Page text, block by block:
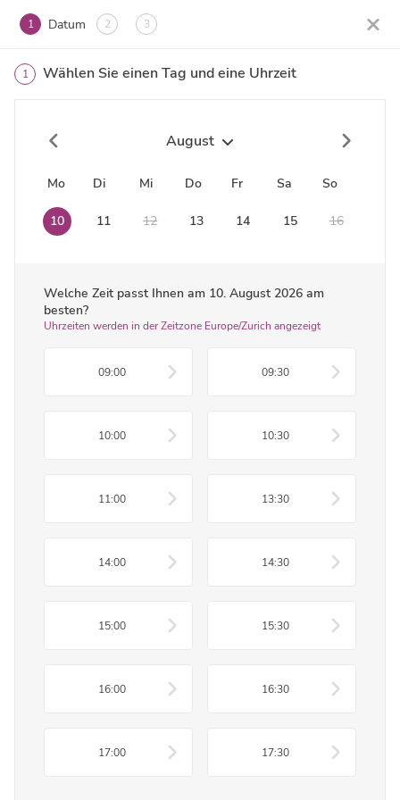
1 Datum 2 3
1 Wählen Sie einen Tag und eine Uhrzeit
August
Mo Di Mi Do Fr Sa So
10 11 12 13 14 15 16
Welche Zeit passt Ihnen am 10. August 2026 am
besten?
Uhrzeiten werden in der Zeitzone Europe/Zurich angezeigt
09:00 09:30
10:00 10:30
11:00 13:30
14:00 14:30
15:00 15:30
16:00 16:30
17:00 17:30